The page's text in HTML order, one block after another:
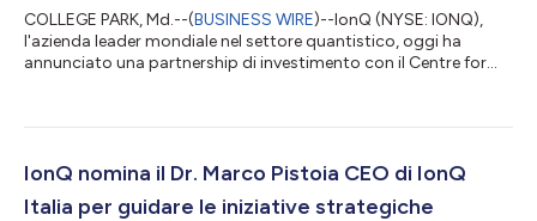
COLLEGE PARK, Md.--(BUSINESS WIRE)--IonQ (NYSE: IONQ),
l'azienda leader mondiale nel settore quantistico, oggi ha
annunciato una partnership di investimento con il Centre for
utilizzando tecnologie ibride quantistiche e basate sulla
comprende un impegno di investimento nelle nuove iniziative
IonQ nomina il Dr. Marco Pistoia CEO di IonQ
Italia per guidare le iniziative strategiche